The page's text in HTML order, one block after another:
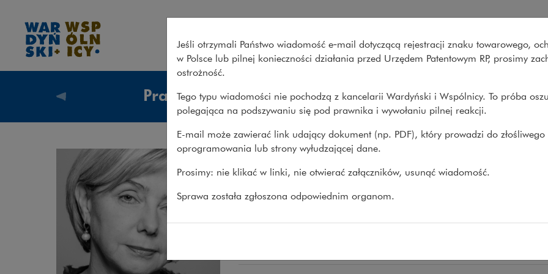
Co robimy O nas Nasze
Prawnicy Prawnicy > Joanna Szafrańska
Joanna Szafrańska
RADCA PRAWNY
Jeśli otrzymali Państwo wiadomość e‑mail dotyczącą rejestracji znaku towarowego,
w Polsce lub pilnej konieczności działania przed Urzędem Patentowym RP, prosimy
ostrożność.
Tego typu wiadomości nie pochodzą z kancelarii Wardyński i Wspólnicy. To próba
polegająca na podszywaniu się pod prawnika i wywołaniu pilnej reakcji.
E-mail może zawierać link udający dokument (np. PDF), który prowadzi do złośliwego
oprogramowania lub strony wyłudzającej dane.
Prosimy: nie klikać w linki, nie otwierać załączników, usunąć wiadomość.
Sprawa została zgłoszona odpowiednim organom.